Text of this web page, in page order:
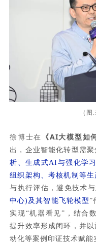
（
徐博士在 《AI大模型如
出，企业智能化转型需
析、生成式AI与强化学习
组织架构、考核机制等
与执行评估，避免技术
中心)及其智能飞轮模型”
实现“机器看见”，结合
提升效率形成闭环，并
动化等案例印证技术赋